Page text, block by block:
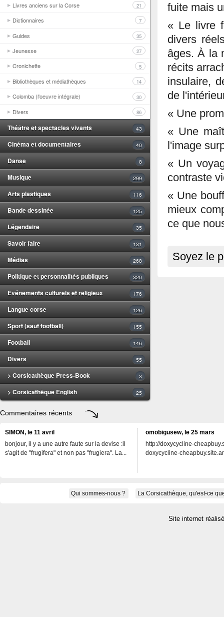
Livres anciens sur la Corse 21
Dictionnaires 7
Guides 35
Jeunesse 27
Cronichette 5
Bibliothèques et médiathèques 14
Colomba (l'oeuvre intégrale) 30
Divers 86
Théâtre et spectacles vivants 43
Cinéma et documentaires 40
Danse 8
Musique 299
Arts plastiques 116
Bande dessinée 125
Légendaire 35
Savoir faire 131
Médias 268
Politique et personnalités publiques 320
Evénements culturels et religieux 176
Langue corse 126
Sport (sauf football) 155
Football 146
Divers 55
> Corsicathèque Press-Book 3
> Corsicathèque English 25
fuite mais
« Le livre
divers
âges. À la
récits
insulaire,
de
« Une
« Une
l'image
« Un
contraste
« Une
mieux
ce que
Soyez le
Commentaires récents
SIMON, le 11 avril
bonjour, il y a une autre faute sur la devise :il
s'agit de "frugifera" et non pas "frugiera". La...
omobigusew, le 25 mars
http://doxycycline-
doxycycline-
Qui sommes-nous ? La Corsicathèque, qu'est-ce
Site internet